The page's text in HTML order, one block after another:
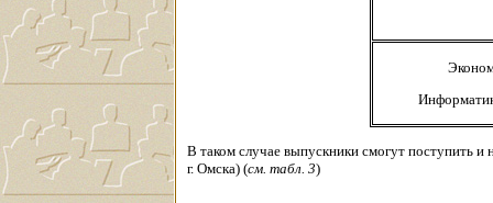
В таком случае выпускники смогут поступить и
г. Омска) (см. табл. 3)